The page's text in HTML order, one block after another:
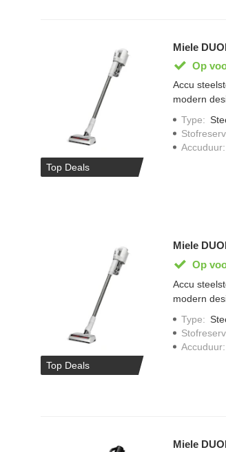
Top Deals
Miele
Op
Accu
modern
accuduur
krachtig
legen door
Type:
Accuduur:
Top Deals
Miele
Op
Accu
modern
krachtig
legen door
Type:
Accuduur:
Miele